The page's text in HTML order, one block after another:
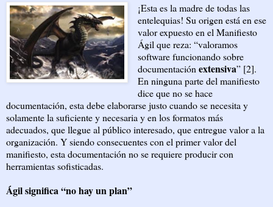
¡Esta es la madre de todas las
entelequias! Su origen está en ese
valor expuesto en el Manifiesto
Ágil que reza: “valoramos
software funcionando sobre
documentaciónextensiva” [2].
En ninguna parte del manifiesto
dice que no se hace
documentación, esta debe elaborarse justo cuando se necesita y
solamente la suficiente y necesaria y en los formatos más
adecuados, que llegue al público interesado, que entregue valor a la
organización. Y siendo consecuentes con el primer valor del
manifiesto, esta documentación no se requiere producir con
herramientas sofisticadas.
Ágil significa “no hay un plan”